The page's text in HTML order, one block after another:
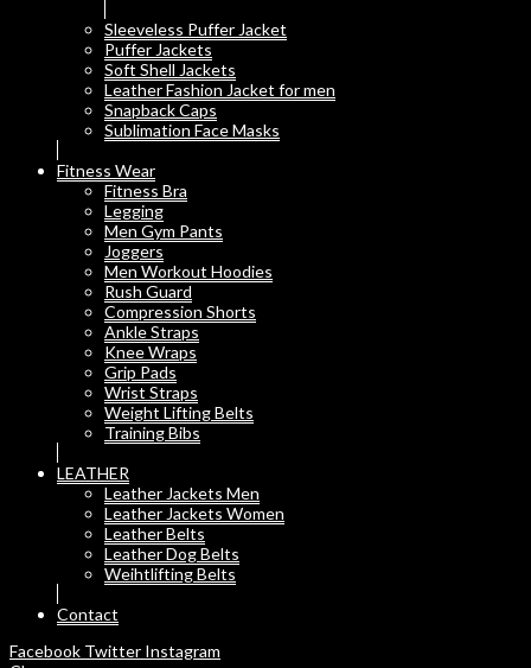
Sleeveless Puffer Jacket
Puffer Jackets
Soft Shell Jackets
Leather Fashion Jacket for men
Snapback Caps
Sublimation Face Masks
Fitness Wear
Fitness Bra
Legging
Men Gym Pants
Joggers
Men Workout Hoodies
Rush Guard
Compression Shorts
Ankle Straps
Knee Wraps
Grip Pads
Wrist Straps
Weight Lifting Belts
Training Bibs
LEATHER
Leather Jackets Men
Leather Jackets Women
Leather Belts
Leather Dog Belts
Weihtlifting Belts
Contact
Facebook Twitter Instagram